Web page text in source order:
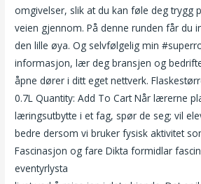
omgivelser, slik at du kan føle deg trygg
veien gjennom. På denne runden får du
den lille øya. Og selvfølgelig min
informasjon, lær deg bransjen og
åpne dører i ditt eget nettverk.
0.7L Quantity: Add To Cart Når lærerne
læringsutbytte i et fag, spør de seg; vil
bedre dersom vi bruker fysisk aktivitet
Fascinasjon og fare Dikta formidlar
eventyrlysta